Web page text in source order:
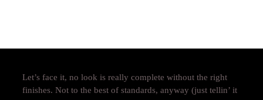
Let’s face it, no look is really complete without the right
finishes. Not to the best of standards, anyway (just tellin’ it